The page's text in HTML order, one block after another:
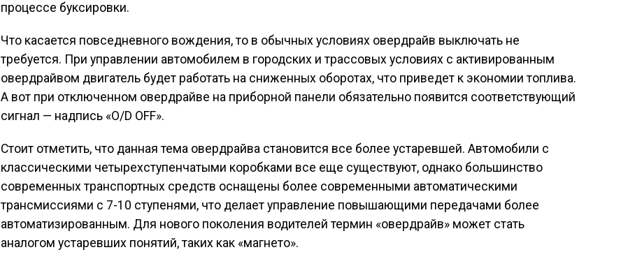
процессе буксировки.
Что касается повседневного вождения, то в обычных условиях овердрайв выключать не
требуется. При управлении автомобилем в городских и трассовых условиях с активированным
овердрайвом двигатель будет работать на сниженных оборотах, что приведет к экономии топлива.
А вот при отключенном овердрайве на приборной панели обязательно появится соответствующий
сигнал — надпись «O/D OFF».
Стоит отметить, что данная тема овердрайва становится все более устаревшей. Автомобили с
классическими четырехступенчатыми коробками все еще существуют, однако большинство
современных транспортных средств оснащены более современными автоматическими
трансмиссиями с 7-10 ступенями, что делает управление повышающими передачами более
автоматизированным. Для нового поколения водителей термин «овердрайв» может стать
аналогом устаревших понятий, таких как «магнето».